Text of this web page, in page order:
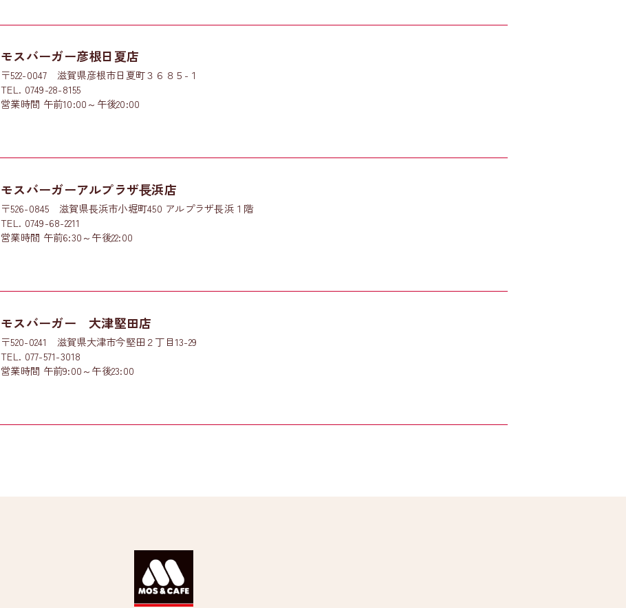
モスバーガー彦根日夏店
〒522-0047 滋賀県彦根市日夏町３６８５-１
TEL. 0749-28-8155
営業時間 午前10:00～午後20:00
モスバーガーアルプラザ⾧浜店
〒526-0845 滋賀県⾧浜市小堀町450 アルプラザ⾧浜１階
TEL. 0749-68-2211
営業時間 午前6:30～午後22:00
モスバーガー 大津堅田店
〒520-0241 滋賀県大津市今堅田２丁目13-29
TEL. 077-571-3018
営業時間 午前9:00～午後23:00